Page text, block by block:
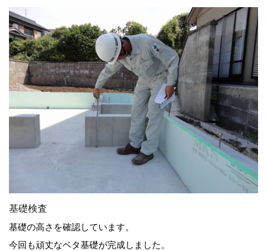
基礎検査
基礎の高さを確認しています。
今回も頑丈なベタ基礎が完成しました。